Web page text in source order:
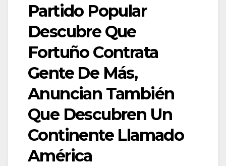
Partido Popular
Descubre Que
Fortuño Contrata
Gente De Más,
Anuncian También
Que Descubren Un
Continente Llamado
América